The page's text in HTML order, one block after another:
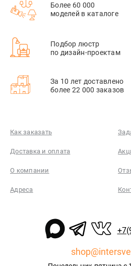
Более 60 000
моделей в каталоге
Подбор люстр
по дизайн-проектам
За 10 лет доставлено
более 22 000 заказов
Как заказать
Доставка и оплата
О компании
Адреса